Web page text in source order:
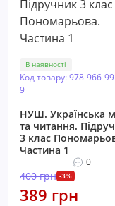
В наявності
Код товару: 978-966-
9
НУШ. Українська
та читання.
3 клас
Частина 1
0
400 грн -3%
389 грн